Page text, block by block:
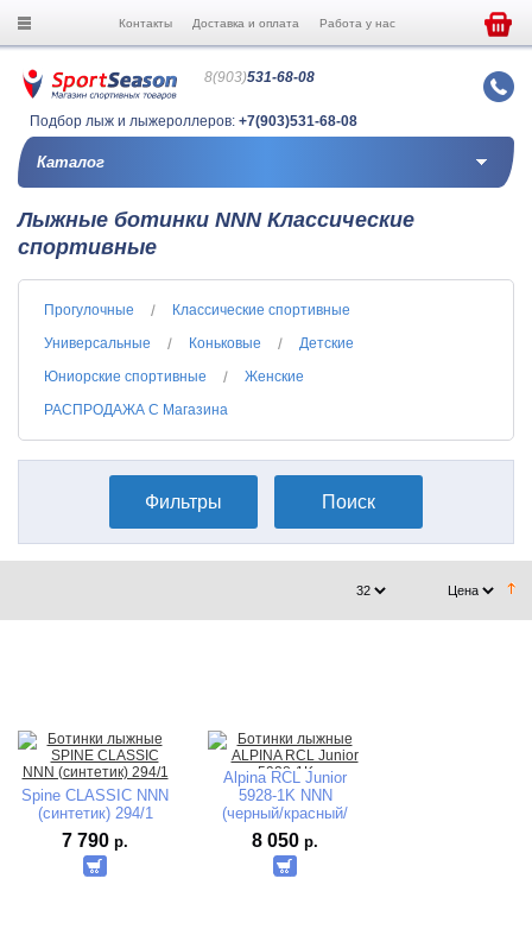
Контакты Доставка и оплата Работа у нас
8(903)531-68-08
Подбор лыж и лыжероллеров: +7(903)531-68-08
Каталог
Лыжные ботинки NNN Классические
спортивные
Прогулочные
Классические спортивные
Универсальные
Коньковые
Детские
Юниорские спортивные
Женские
РАСПРОДАЖА С Магазина
Фильтры Поиск
Spine CLASSIC NNN
(синтетик) 294/1
7 790 р.
Alpina RCL Junior
5928-1K NNN
(черный/красный/
белый) 2019-2020
8 050 р.